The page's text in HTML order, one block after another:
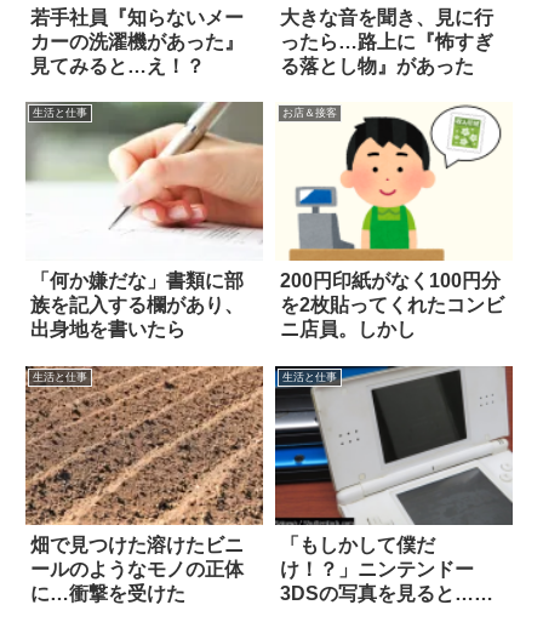
若手社員『知らないメー
カーの洗濯機があった』
見てみると…え！？
大きな音を聞き、見に行
ったら…路上に『怖すぎ
る落とし物』があった
生活と仕事
「何か嫌だな」書類に部
族を記入する欄があり、
出身地を書いたら
お店＆接客
200円印紙がなく100円分
を2枚貼ってくれたコンビ
ニ店員。しかし
生活と仕事
畑で見つけた溶けたビニ
ールのようなモノの正体
に…衝撃を受けた
生活と仕事
「もしかして僕だ
け！？」ニンテンドー
3DSの写真を見ると…あ